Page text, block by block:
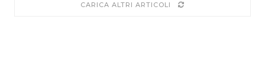
CARICA ALTRI ARTICOLI